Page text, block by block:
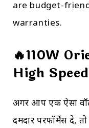
are budget-
warranties.
🔥110W
High
अगर आप एक ऐसा
दमदार परफॉर्मेंस दे, तो